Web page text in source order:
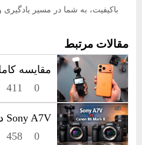
باکیفیت، به شما در مسیر
مقالات مرتبط
0
411
0
458